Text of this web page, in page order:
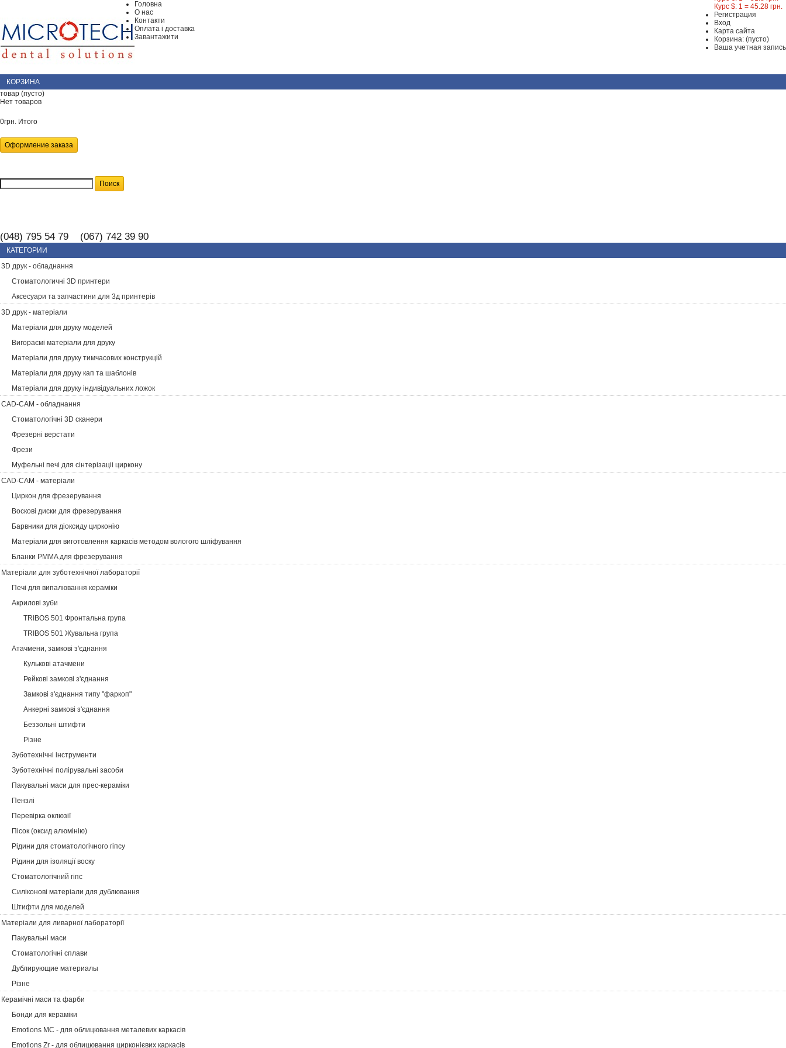
Курс $: 1 = 45.28 грн.
Регистрация
Вход
Карта сайта
Корзина: (пусто)
Ваша учетная запись
Головна
О нас
Контакти
Оплата і доставка
Завантажити
КОРЗИНА
товар (пусто)
Нет товаров
0грн. Итого
Оформление заказа
(048) 795 54 79 (067) 742 39 90
КАТЕГОРИИ
3D друк - обладнання
Стоматологичні 3D принтери
Аксесуари та запчастини для 3д принтерів
3D друк - матеріали
Матеріали для друку моделей
Вигораємі матеріали для друку
Матеріали для друку тимчасових конструкцій
Матеріали для друку кап та шаблонів
Матеріали для друку індивідуальних ложок
CAD-CAM - обладнання
Стоматологічні 3D сканери
Фрезерні верстати
Фрези
Муфельні печі для сінтерізаціі циркону
CAD-CAM - матеріали
Циркон для фрезерування
Воскові диски для фрезерування
Барвники для діоксиду цирконію
Матеріали для виготовлення каркасів методом вологого шліфування
Бланки PMMA для фрезерування
Матеріали для зуботехнічної лабораторії
Печі для випалювання кераміки
Акрилові зуби
TRIBOS 501 Фронтальна група
TRIBOS 501 Жувальна група
Атачмени, замкові з'єднання
Кулькові атачмени
Рейкові замкові з'єднання
Замкові з'єднання типу "фаркоп"
Анкерні замкові з'єднання
Беззольні штифти
Різне
Зуботехнічні інструменти
Зуботехнічні полірувальні засоби
Пакувальні маси для прес-кераміки
Пензлі
Перевірка оклюзії
Пісок (оксид алюмінію)
Рідини для стоматологічного гіпсу
Рідини для ізоляції воску
Стоматологічний гіпс
Силіконові матеріали для дублювання
Штифти для моделей
Матеріали для ливарної лабораторії
Пакувальні маси
Cтоматологічні сплави
Дублирующие материалы
Різне
Керамічні маси та фарби
Бонди для кераміки
Emotions MC - для облицювання металевих каркасів
Emotions Zr - для облицювання цирконієвих каркасів